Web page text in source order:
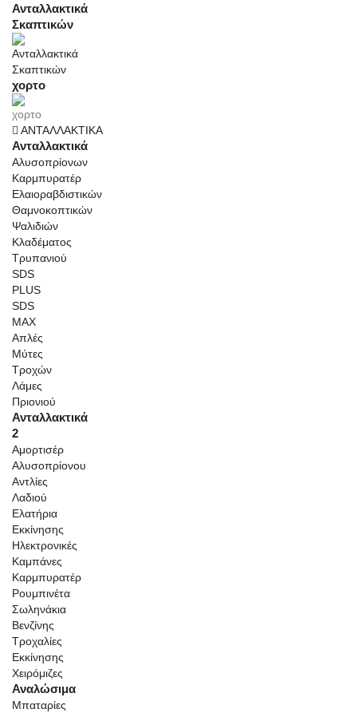
Ανταλλακτικά
Σκαπτικών
χορτο
ΑΝΤΑΛΛΑΚΤΙΚΑ
Ανταλλακτικά
Αλυσοπρίονων
Καρμπυρατέρ
Ελαιοραβδιστικών
Θαμνοκοπτικών
Ψαλιδιών
Κλαδέματος
Τρυπανιού
SDS
PLUS
SDS
MAX
Απλές
Μύτες
Τροχών
Λάμες
Πριονιού
Ανταλλακτικά
2
Αμορτισέρ
Αλυσοπρίονου
Αντλίες
Λαδιού
Ελατήρια
Εκκίνησης
Ηλεκτρονικές
Καμπάνες
Καρμπυρατέρ
Ρουμπινέτα
Σωληνάκια
Βενζίνης
Τροχαλίες
Εκκίνησης
Χειρόμιζες
Αναλώσιμα
Μπαταρίες